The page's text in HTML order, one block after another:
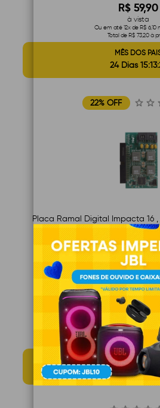
R$ 59,90
à vista
Ou em até 12x de R$ 6,10
Total de R$ 73,20 à
MÊS DOS
24 Dias
22% OFF
Placa Ramal Digital Impacta 16
De R$ 115,73
R$ 89,90
à vista
Ou em até 12x de R$ 9,15
Total de R$ 109,80 à
MÊS DOS PAIS
24 Dias